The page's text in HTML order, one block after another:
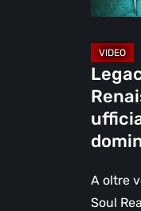
ufficiale
agli
anni
del
dominio
di
A oltre
Soul